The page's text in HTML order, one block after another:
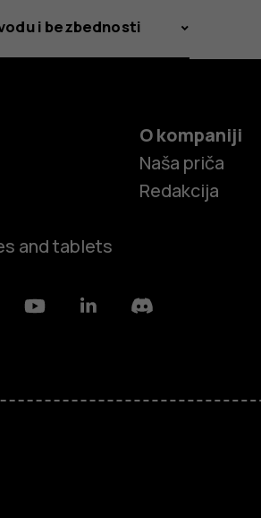
i bezbednosti
and tablets
O kompaniji
Naša priča
Redakcija
YoutubeLinkedinDiscord